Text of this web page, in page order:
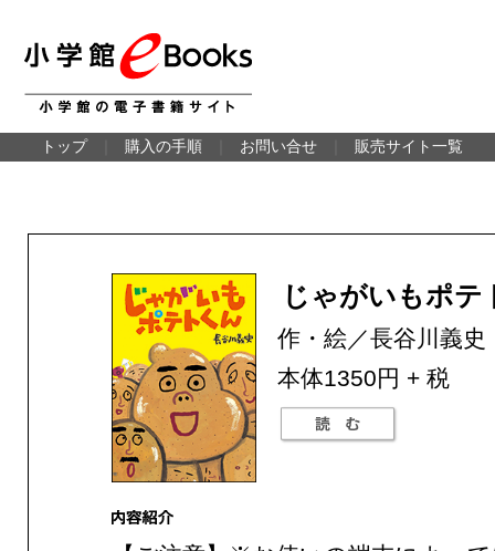
トップ 購入の手順 お問い合せ 販売サイト一覧
じゃがいもポテ
作・絵／長谷川義史
本体1350円 + 税